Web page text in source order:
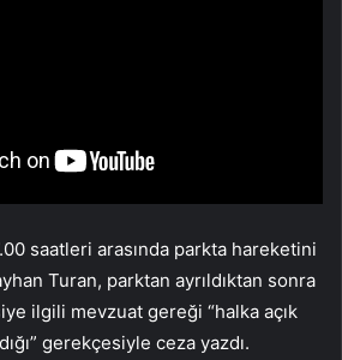
saatleri arasında parkta hareketini
Turan, parktan ayrıldıktan sonra
ilgili mevzuat gereği “halka açık
gerekçesiyle ceza yazdı.